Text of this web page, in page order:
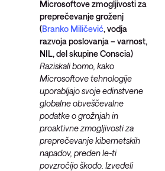
Microsoftove zmogljivosti za
preprečevanje groženj
(Branko Miličević, vodja
razvoja poslovanja – varnost,
NIL, del skupine Conscia)
Raziskali bomo, kako
Microsoftove tehnologije
uporabljajo svoje edinstvene
globalne obveščevalne
podatke o grožnjah in
proaktivne zmogljivosti za
preprečevanje kibernetskih
napadov, preden le-ti
povzročijo škodo. Izvedeli